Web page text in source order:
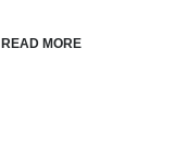
READ MORE